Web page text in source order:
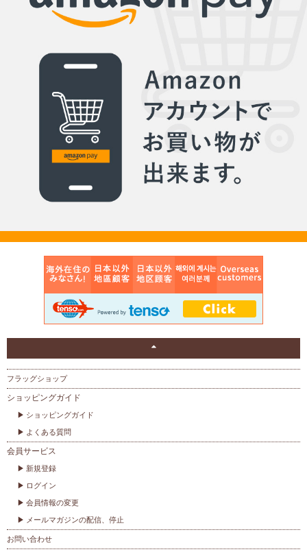
フラッグショップ
ショッピングガイド
ショッピングガイド
よくある質問
会員サービス
新規登録
ログイン
会員情報の変更
メールマガジンの配信、停止
お問い合わせ